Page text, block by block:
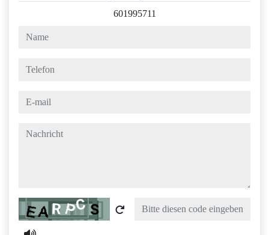
601995711
name
telefon
e-mail
nachricht
Captcha